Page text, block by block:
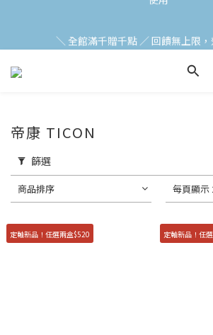
使用
登入領取 < 本月免運券與折
帝康 TICON
篩選
商品排序 每頁顯示
定軸新品！任選兩盒$520 定軸新品！任